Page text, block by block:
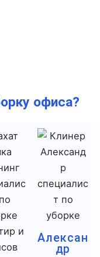
офиса?
Алексан
др